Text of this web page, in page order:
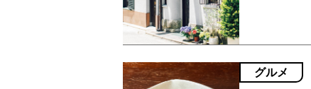
グルメ